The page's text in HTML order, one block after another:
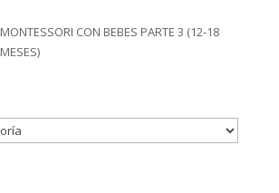
MONTESSORI CON BEBES PARTE 3 (12-18
MESES)